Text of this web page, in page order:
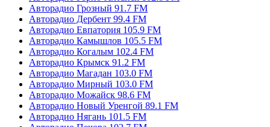
Авторадио Грозный 91.7 FM
Авторадио Дербент 99.4 FM
Авторадио Евпатория 105.9 FM
Авторадио Камышлов 105.5 FM
Авторадио Когалым 102.4 FM
Авторадио Крымск 91.2 FM
Авторадио Магадан 103.0 FM
Авторадио Мирный 103.0 FM
Авторадио Можайск 98.6 FM
Авторадио Новый Уренгой 89.1 FM
Авторадио Нягань 101.5 FM